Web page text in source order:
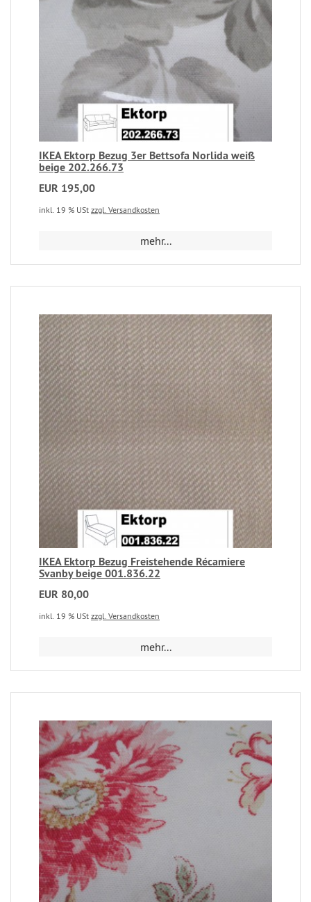
IKEA Ektorp Bezug 3er Bettsofa Norlida weiß
beige 202.266.73
EUR 195,00
inkl. 19 % USt zzgl. Versandkosten
mehr...
IKEA Ektorp Bezug Freistehende Récamiere
Svanby beige 001.836.22
EUR 80,00
inkl. 19 % USt zzgl. Versandkosten
mehr...